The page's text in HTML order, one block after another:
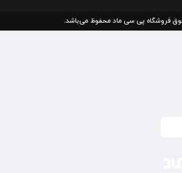
فروشگاه پی سی ماد محفوظ می‌باشد.